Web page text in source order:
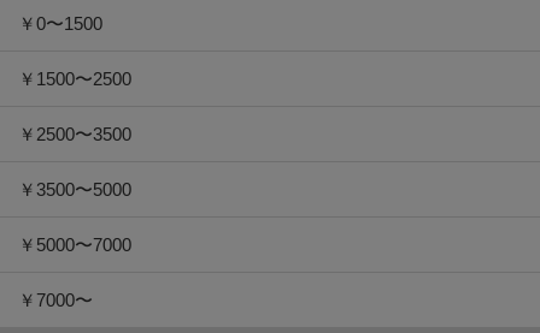
￥0〜1500
￥1500〜2500
￥2500〜3500
￥3500〜5000
￥5000〜7000
￥7000〜